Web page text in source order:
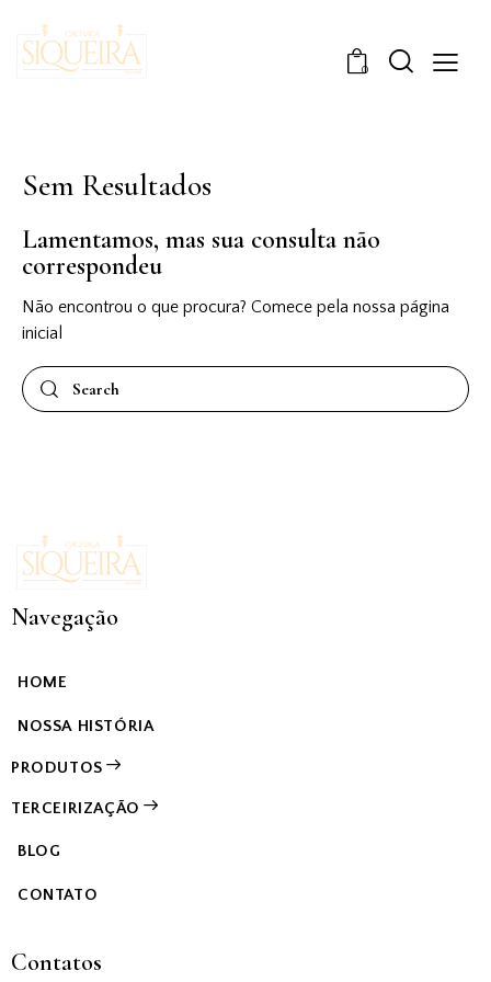
0
Sem Resultados
Lamentamos, mas sua consulta não
correspondeu
Não encontrou o que procura? Comece pela nossa página
inicial
Navegação
HOME
NOSSA HISTÓRIA
PRODUTOS
TERCEIRIZAÇÃO
BLOG
CONTATO
Contatos